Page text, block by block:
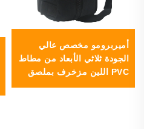
أميربرومو مخصص عالي
الجودة ثلاثي الأبعاد من مطاط
PVC اللين مزخرف بملصق